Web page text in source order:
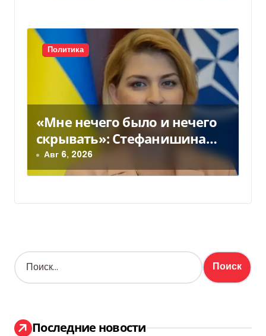
Политика
«Мне нечего было и нечего
скрывать»: Стефанишина
прокомментировала новое
подозрение
Авг 6, 2026
Н
а
:
Последние новости